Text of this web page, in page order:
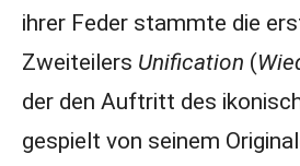
ihrer Feder stammte die
Zweiteilers Unification (
der den Auftritt des
gespielt von seinem